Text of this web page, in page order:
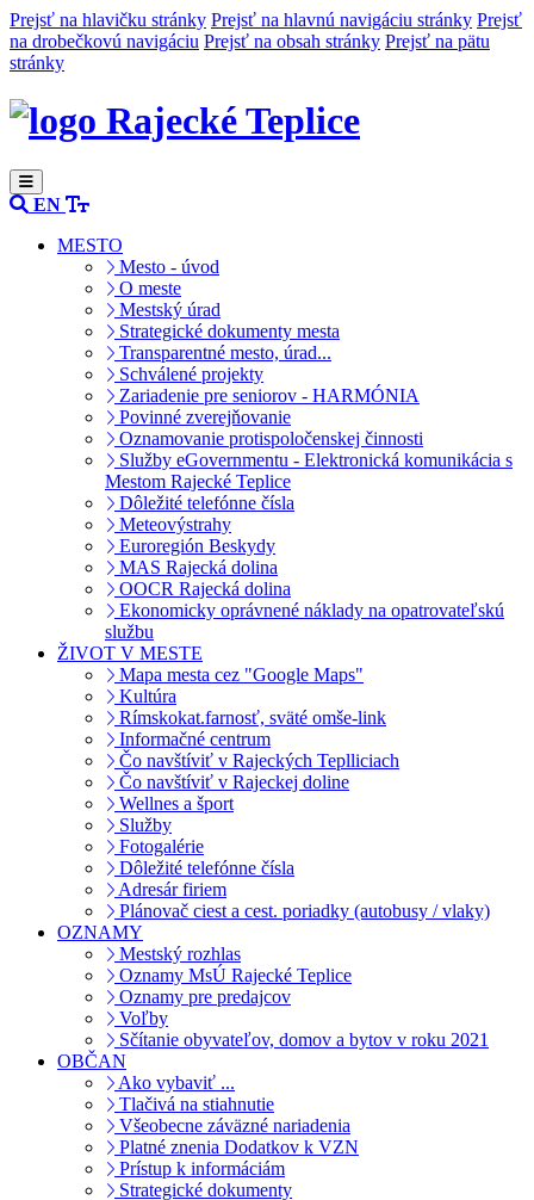
Prejsť na hlavičku stránky Prejsť na hlavnú navigáciu stránky Prejsť
na drobečkovú navigáciu Prejsť na obsah stránky Prejsť na pätu
stránky
Rajecké Teplice
EN
MESTO
Mesto - úvod
O meste
Mestský úrad
Strategické dokumenty mesta
Transparentné mesto, úrad...
Schválené projekty
Zariadenie pre seniorov - HARMÓNIA
Povinné zverejňovanie
Oznamovanie protispoločenskej činnosti
Služby eGovernmentu - Elektronická komunikácia s
Mestom Rajecké Teplice
Dôležité telefónne čísla
Meteovýstrahy
Euroregión Beskydy
MAS Rajecká dolina
OOCR Rajecká dolina
Ekonomicky oprávnené náklady na opatrovateľskú
službu
ŽIVOT V MESTE
Mapa mesta cez "Google Maps"
Kultúra
Rímskokat.farnosť, sväté omše-link
Informačné centrum
Čo navštíviť v Rajeckých Teplliciach
Čo navštíviť v Rajeckej doline
Wellnes a šport
Služby
Fotogalérie
Dôležité telefónne čísla
Adresár firiem
Plánovač ciest a cest. poriadky (autobusy / vlaky)
OZNAMY
Mestský rozhlas
Oznamy MsÚ Rajecké Teplice
Oznamy pre predajcov
Voľby
Sčítanie obyvateľov, domov a bytov v roku 2021
OBČAN
Ako vybaviť ...
Tlačivá na stiahnutie
Všeobecne záväzné nariadenia
Platné znenia Dodatkov k VZN
Prístup k informáciám
Strategické dokumenty